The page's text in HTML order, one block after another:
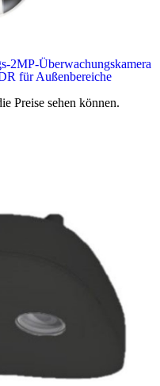
2MP-Überwachungskamera
für Außenbereiche
Preise sehen können.